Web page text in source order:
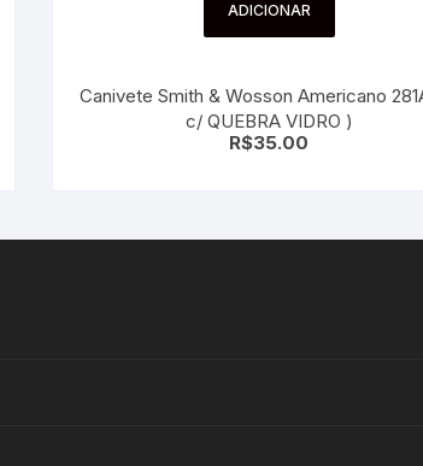
ADICIONAR
Canivete Smith & Wosson Americano 281AM (
c/ QUEBRA VIDRO )
R$35.00